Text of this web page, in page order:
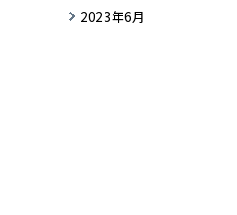
2023年6月